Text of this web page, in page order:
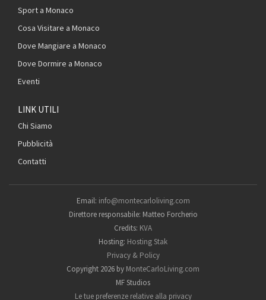
Sport a Monaco
Cosa Visitare a Monaco
Dove Mangiare a Monaco
Dove Dormire a Monaco
Eventi
LINK UTILI
Chi Siamo
Pubblicità
Contatti
Email: info@montecarloliving.com
Direttore responsabile: Matteo Forcherio
Credits: KVA
Hosting: Hosting Stak
Privacy & Policy
Copyright 2026 by MonteCarloLiving.com
MF Studios
Le tue preferenze relative alla privacy